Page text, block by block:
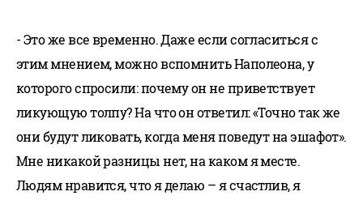
- Это же все временно. Даже если согласиться с
этим мнением, можно вспомнить Наполеона, у
которого спросили: почему он не приветствует
ликующую толпу? На что он ответил: «Точно так же
они будут ликовать, когда меня поведут на эшафот».
Мне никакой разницы нет, на каком я месте.
Людям нравится, что я делаю – я счастлив, я